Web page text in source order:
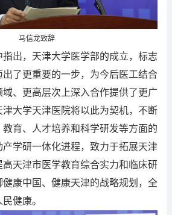
马信龙致辞
指出，天津大学医学部的成立，标志
了更重要的一步，为今后医工结合
、更高层次上深入合作提供了更广
大学天津医院将以此为契机，不断
育、人才培养和科学研发等方面的
学研一体化进程，致力于拓展天津
天津市医学教育综合实力和临床研
康中国、健康天津的战略规划，全
健康。